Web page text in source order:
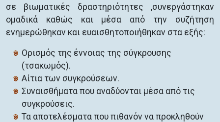
σε βιωματικές δραστηριότητες ,συνεργάστηκαν
ομαδικά καθώς και μέσα από την συζήτηση
ενημερώθηκαν και ευαισθητοποιήθηκαν στα εξής:
Ορισμός της έννοιας της σύγκρουσης
(τσακωμός).
Αίτια των συγκρούσεων.
Συναισθήματα που αναδύονται μέσα από τις
συγκρούσεις.
Τα αποτελέσματα που πιθανόν να προκληθούν